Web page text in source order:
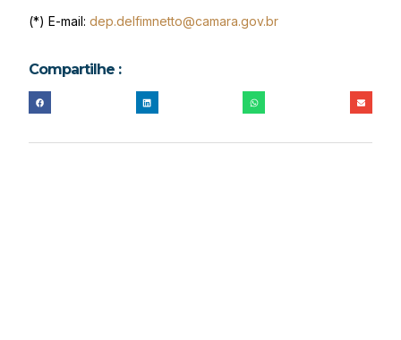
(*) E-mail: dep.delfimnetto@camara.gov.br
Compartilhe :